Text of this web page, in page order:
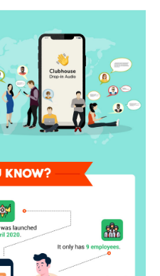
och
hur
varumärken
använda
Clubhouse?